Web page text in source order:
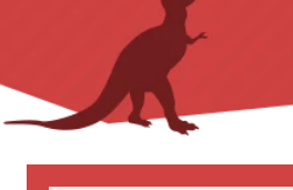
会議テーブル
内田洋行 平机
応接セット 新着商品
片袖机 生興 脇机
新着商品 測量・測定
無線機 照明
研削・研磨機